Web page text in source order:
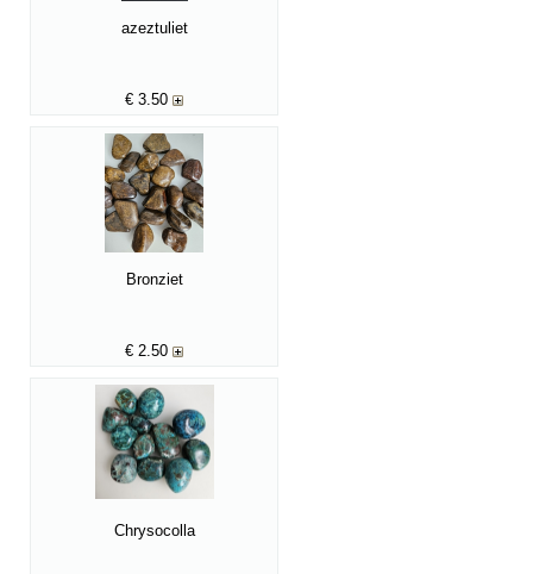
azeztuliet
€ 3.50
Bronziet
€ 2.50
Chrysocolla